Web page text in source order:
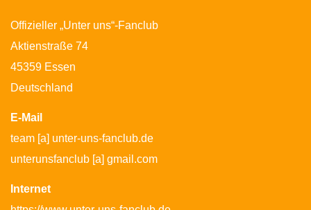
Offizieller „Unter uns“-Fanclub
Aktienstraße 74
45359 Essen
Deutschland
E-Mail
team [a] unter-uns-fanclub.de
unterunsfanclub [a] gmail.com
Internet